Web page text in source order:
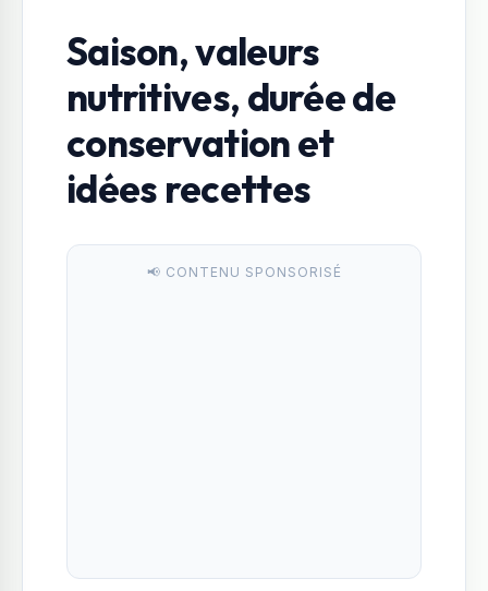
Saison, valeurs
nutritives, durée de
conservation et
idées recettes
📢 CONTENU SPONSORISÉ